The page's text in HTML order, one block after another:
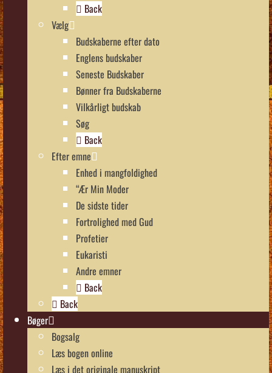
Back
Vælg
Budskaberne efter dato
Englens budskaber
Seneste Budskaber
Bønner fra Budskaberne
Vilkårligt budskab
Søg
Back
Efter emne
Enhed i mangfoldighed
“Ær Min Moder
De sidste tider
Fortrolighed med Gud
Profetier
Eukaristi
Andre emner
Back
Back
Bøger
Bogsalg
Læs bogen online
Læs i det originale manuskript